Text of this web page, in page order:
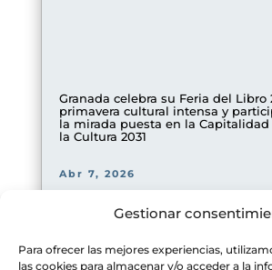
Gestionar
Para ofrecer las mejores experiencias,
las cookies para almacenar y/o acceder a la
Granada celebra su Feria del Libro
primavera cultural intensa y
la mirada puesta en la Capitalidad
la Cultura 2031
Abr 7, 2026